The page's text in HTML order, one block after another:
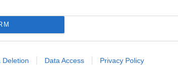
Deletion Data Access Privacy Policy